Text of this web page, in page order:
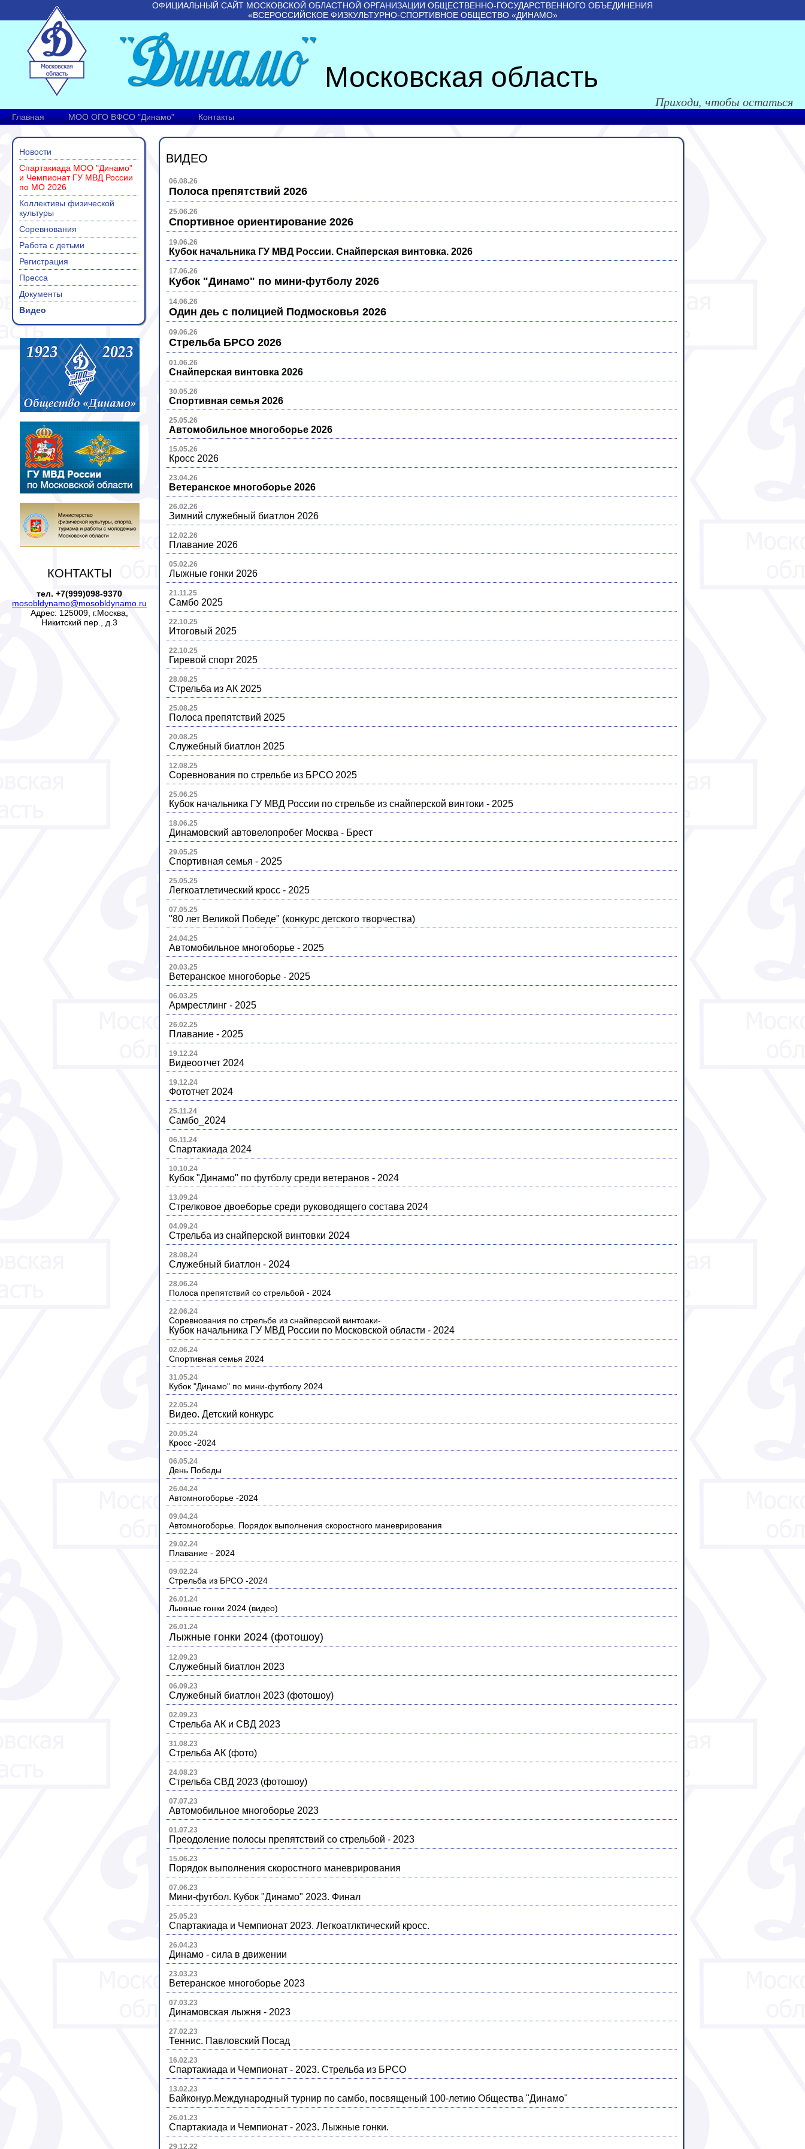
ОФИЦИАЛЬНЫЙ САЙТ МОСКОВСКОЙ ОБЛАСТНОЙ ОРГАНИЗАЦИИ ОБЩЕСТВЕННО-ГОСУДАРСТВЕННОГО ОБЪЕДИНЕНИЯ
«ВСЕРОССИЙСКОЕ ФИЗКУЛЬТУРНО-СПОРТИВНОЕ ОБЩЕСТВО «ДИНАМО»
Московская область
Приходи, чтобы остаться
Главная МОО ОГО ВФСО "Динамо" Контакты
Новости
Спартакиада МОО "Динамо"
и Чемпионат ГУ МВД России
по МО 2026
Коллективы физической
культуры
Соревнования
Работа с детьми
Регистрация
Пресса
Документы
Видео
КОНТАКТЫ
тел. +7(999)098-9370
mosobldynamo@mosobldynamo.ru
Адрес: 125009, г.Москва,
Никитский пер., д.3
ВИДЕО
06.08.26
Полоса препятствий 2026
25.06.26
Спортивное ориентирование 2026
19.06.26
Кубок начальника ГУ МВД России. Снайперская винтовка. 2026
17.06.26
Кубок "Динамо" по мини-футболу 2026
14.06.26
Один деь с полицией Подмосковья 2026
09.06.26
Стрельба БРСО 2026
01.06.26
Снайперская винтовка 2026
30.05.26
Спортивная семья 2026
25.05.26
Автомобильное многоборье 2026
15.05.26
Кросс 2026
23.04.26
Ветеранское многоборье 2026
26.02.26
Зимний служебный биатлон 2026
12.02.26
Плавание 2026
05.02.26
Лыжные гонки 2026
21.11.25
Самбо 2025
22.10.25
Итоговый 2025
22.10.25
Гиревой спорт 2025
28.08.25
Стрельба из АК 2025
25.08.25
Полоса препятствий 2025
20.08.25
Служебный биатлон 2025
12.08.25
Соревнования по стрельбе из БРСО 2025
25.06.25
Кубок начальника ГУ МВД России по стрельбе из снайперской винтоки - 2025
18.06.25
Динамовский автовелопробег Москва - Брест
29.05.25
Спортивная семья - 2025
25.05.25
Легкоатлетический кросс - 2025
07.05.25
"80 лет Великой Победе" (конкурс детского творчества)
24.04.25
Автомобильное многоборье - 2025
20.03.25
Ветеранское многоборье - 2025
06.03.25
Армрестлинг - 2025
26.02.25
Плавание - 2025
19.12.24
Видеоотчет 2024
19.12.24
Фототчет 2024
25.11.24
Самбо_2024
06.11.24
Спартакиада 2024
10.10.24
Кубок "Динамо" по футболу среди ветеранов - 2024
13.09.24
Стрелковое двоеборье среди руководящего состава 2024
04.09.24
Стрельба из снайперской винтовки 2024
28.08.24
Служебный биатлон - 2024
28.06.24
Полоса препятствий со стрельбой - 2024
22.06.24
Соревнования по стрельбе из cнайперской винтоаки-
Кубок начальника ГУ МВД России по Московской области - 2024
02.06.24
Спортивная семья 2024
31.05.24
Кубок "Динамо" по мини-футболу 2024
22.05.24
Видео. Детский конкурс
20.05.24
Кросс -2024
06.05.24
День Победы
26.04.24
Автомногоборье -2024
09.04.24
Автомногоборье. Порядок выполнения скоростного маневрирования
29.02.24
Плавание - 2024
09.02.24
Стрельба из БРСО -2024
26.01.24
Лыжные гонки 2024 (видео)
26.01.24
Лыжные гонки 2024 (фотошоу)
12.09.23
Служебный биатлон 2023
06.09.23
Служебный биатлон 2023 (фотошоу)
02.09.23
Стрельба АК и СВД 2023
31.08.23
Стрельба АК (фото)
24.08.23
Стрельба СВД 2023 (фотошоу)
07.07.23
Автомобильное многоборье 2023
01.07.23
Преодоление полосы препятствий со стрельбой - 2023
15.06.23
Порядок выполнения скоростного маневрирования
07.06.23
Мини-футбол. Кубок "Динамо" 2023. Финал
25.05.23
Спартакиада и Чемпионат 2023. Легкоатлктический кросс.
26.04.23
Динамо - сила в движении
23.03.23
Ветеранское многоборье 2023
07.03.23
Динамовская лыжня - 2023
27.02.23
Теннис. Павловский Посад
16.02.23
Спартакиада и Чемпионат - 2023. Стрельба из БРСО
13.02.23
Байконур.Международный турнир по самбо, посвященый 100-летию Общества "Динамо"
26.01.23
Спартакиада и Чемпионат - 2023. Лыжные гонки.
29.12.22